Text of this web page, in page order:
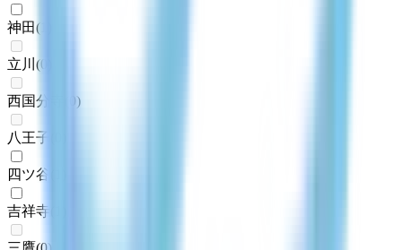
神田(
立川 (0
西国分寺 0)
八王子
四ツ谷
吉祥寺